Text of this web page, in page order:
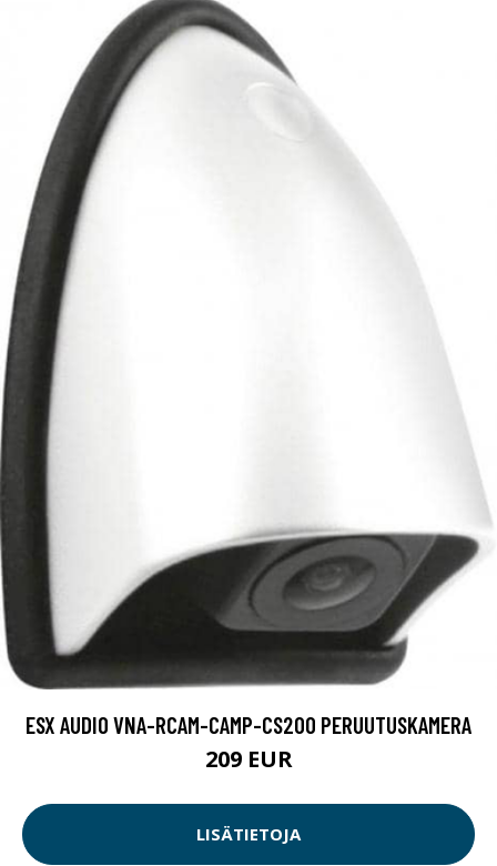
ESX AUDIO VNA-RCAM-CAMP-CS200 PERUUTUSKAMERA
209 EUR
LISÄTIETOJA